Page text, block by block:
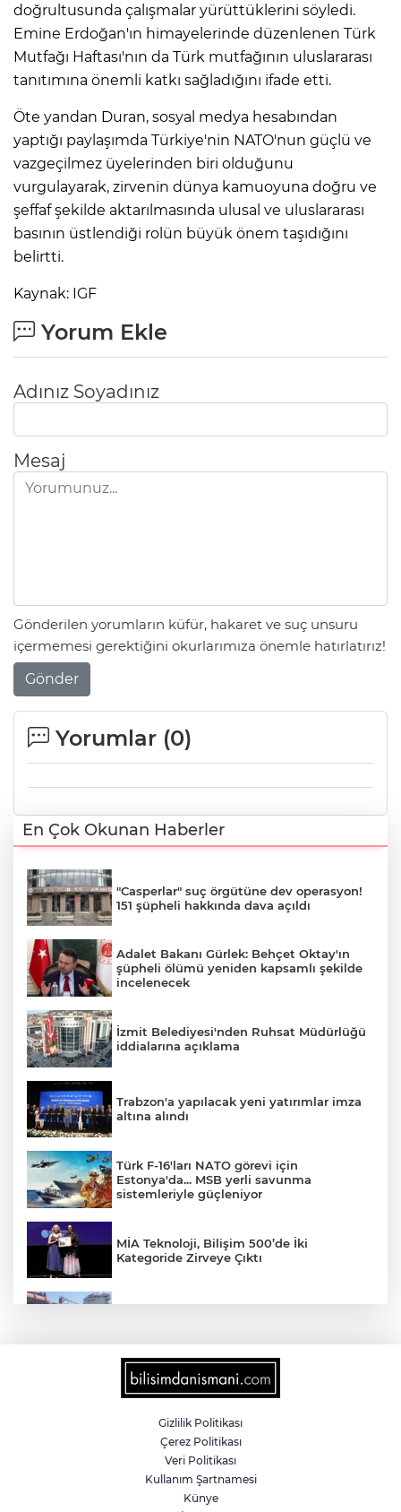
doğrultusunda çalışmalar yürüttüklerini söyledi.
Emine Erdoğan'ın himayelerinde düzenlenen Türk
Mutfağı Haftası'nın da Türk mutfağının uluslararası
tanıtımına önemli katkı sağladığını ifade etti.
Öte yandan Duran, sosyal medya hesabından
yaptığı paylaşımda Türkiye'nin NATO'nun güçlü ve
vazgeçilmez üyelerinden biri olduğunu
vurgulayarak, zirvenin dünya kamuoyuna doğru ve
şeffaf şekilde aktarılmasında ulusal ve uluslararası
basının üstlendiği rolün büyük önem taşıdığını
belirtti.
Kaynak: IGF
Yorum Ekle
Adınız Soyadınız
Mesaj
Gönderilen yorumların küfür, hakaret ve suç unsuru
içermemesi gerektiğini okurlarımıza önemle hatırlatırız!
Gönder
Yorumlar (0)
En Çok Okunan Haberler
"Casperlar" suç örgütüne dev operasyon!
151 şüpheli hakkında dava açıldı
Adalet Bakanı Gürlek: Behçet Oktay'ın
şüpheli ölümü yeniden kapsamlı şekilde
incelenecek
İzmit Belediyesi'nden Ruhsat Müdürlüğü
iddialarına açıklama
Trabzon'a yapılacak yeni yatırımlar imza
altına alındı
Türk F-16'ları NATO görevi için
Estonya'da... MSB yerli savunma
sistemleriyle güçleniyor
MİA Teknoloji, Bilişim 500’de İki
Kategoride Zirveye Çıktı
6 milyon emekliyi ilgilendiriyor... Emekli
aylığı fark ödemeleri 7 Ağustos'ta
Teröristler teslim olmaya devam ediyor...
Hudutlarda 490 kişi yakalandı
Gizlilik Politikası
Çerez Politikası
Veri Politikası
Kullanım Şartnamesi
Künye